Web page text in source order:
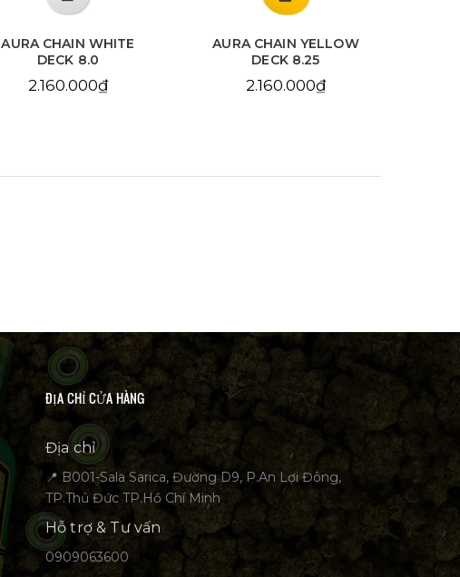
AURA CHAIN WHITE
DECK 8.0
2.160.000₫
AURA CHAIN YELLOW
DECK 8.25
2.160.000₫
ĐỊA CHỈ CỬA HÀNG
Địa chỉ
📍 B001-Sala Sarica, Đường D9, P.An Lợi Đông,
TP.Thủ Đức TP.Hồ Chí Minh
Hỗ trợ & Tư vấn
0909063600